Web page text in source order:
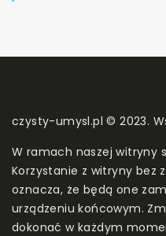
czysty-umysl.pl © 2023.
W ramach naszej witryny
Korzystanie z witryny bez
oznacza, że będą one
urządzeniu końcowym.
dokonać w każdym